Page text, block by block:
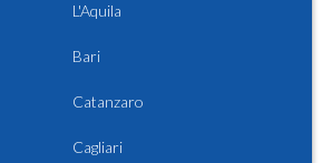
L'Aquila
Bari
Catanzaro
Cagliari